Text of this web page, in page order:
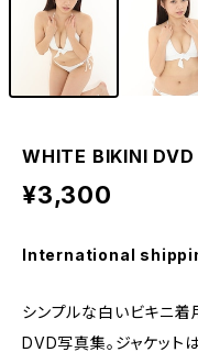
WHITE BIKINI DVD
¥3,300
International
シンプルな白いビキニ
DVD写真集。ジャケット